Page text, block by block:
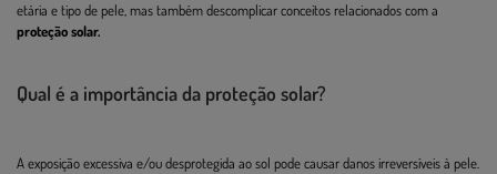
etária e tipo de pele, mas também descomplicar conceitos relacionados com a
proteção solar.
Qual é a importância da proteção solar?
A exposição excessiva e/ou desprotegida ao sol pode causar danos irreversíveis à pele.